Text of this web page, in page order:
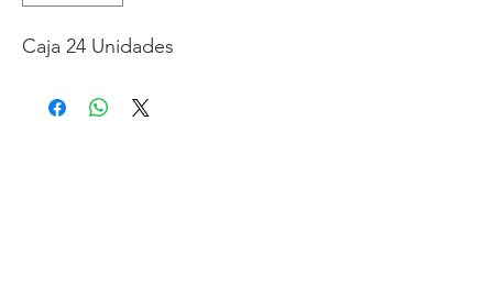
Caja 24 Unidades